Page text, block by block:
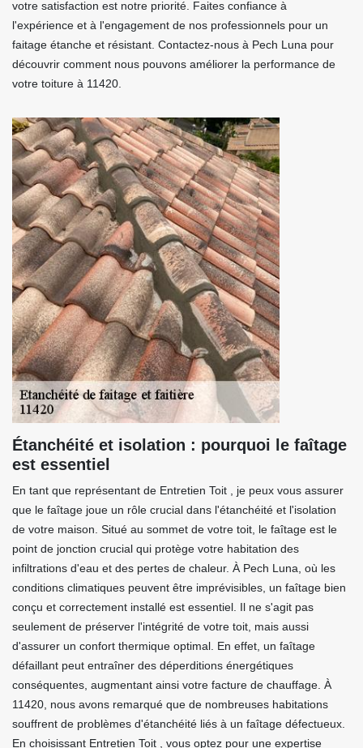
votre satisfaction est notre priorité. Faites confiance à
l'expérience et à l'engagement de nos professionnels pour un
faitage étanche et résistant. Contactez-nous à Pech Luna pour
découvrir comment nous pouvons améliorer la performance de
votre toiture à 11420.
Étanchéité et isolation : pourquoi le faîtage
est essentiel
En tant que représentant de Entretien Toit , je peux vous assurer
que le faîtage joue un rôle crucial dans l'étanchéité et l'isolation
de votre maison. Situé au sommet de votre toit, le faîtage est le
point de jonction crucial qui protège votre habitation des
infiltrations d'eau et des pertes de chaleur. À Pech Luna, où les
conditions climatiques peuvent être imprévisibles, un faîtage bien
conçu et correctement installé est essentiel. Il ne s'agit pas
seulement de préserver l'intégrité de votre toit, mais aussi
d'assurer un confort thermique optimal. En effet, un faîtage
défaillant peut entraîner des déperditions énergétiques
conséquentes, augmentant ainsi votre facture de chauffage. À
11420, nous avons remarqué que de nombreuses habitations
souffrent de problèmes d'étanchéité liés à un faîtage défectueux.
En choisissant Entretien Toit , vous optez pour une expertise